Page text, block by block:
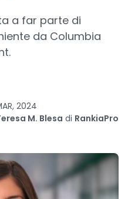
a far parte di
da Columbia
2024
M. Blesa di RankiaPro